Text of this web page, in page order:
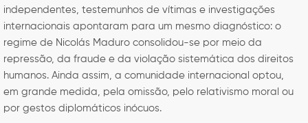
independentes, testemunhos de vítimas e investigações
internacionais apontaram para um mesmo diagnóstico: o
regime de Nicolás Maduro consolidou-se por meio da
repressão, da fraude e da violação sistemática dos direitos
humanos. Ainda assim, a comunidade internacional optou,
em grande medida, pela omissão, pelo relativismo moral ou
por gestos diplomáticos inócuos.